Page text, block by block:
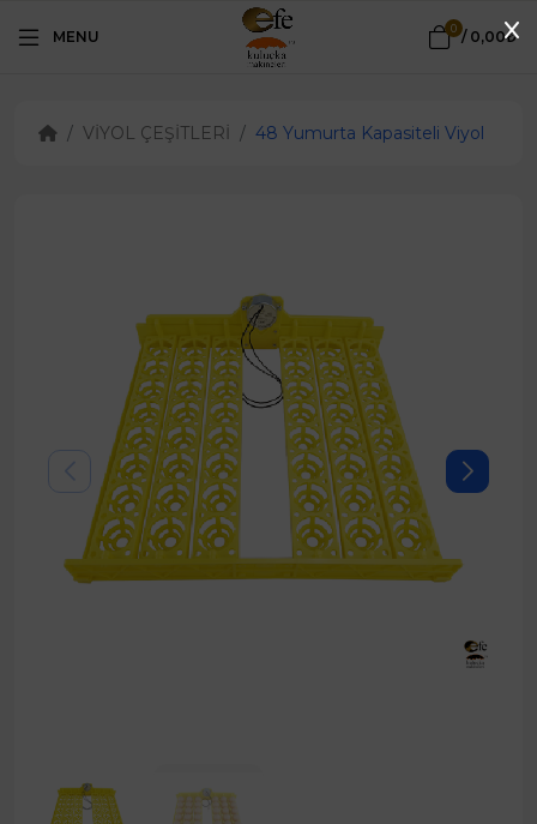
MENU 0 / 0,00₺
VİYOL ÇEŞİTLERİ 48 Yumurta Kapasiteli Viyol